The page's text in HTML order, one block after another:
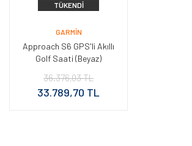
TÜKENDI
GARMIN
Approach S6 GPS'li Akıllı
Golf Saati (Beyaz)
36.376,03 TL
33.789,70 TL